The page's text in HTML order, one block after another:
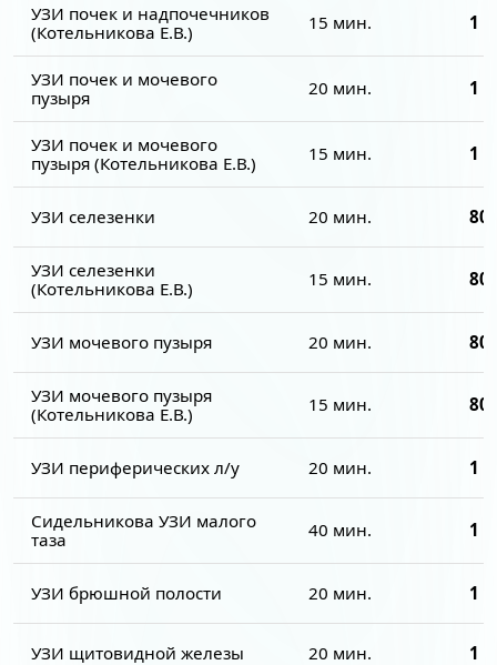
УЗИ почек и надпочечников
(Котельникова Е.В.)
15 мин. 1
УЗИ почек и мочевого
пузыря
20 мин. 1
УЗИ почек и мочевого
пузыря (Котельникова Е.В.)
15 мин. 1
УЗИ селезенки 20 мин.
УЗИ селезенки
(Котельникова Е.В.)
15 мин.
УЗИ мочевого пузыря 20 мин.
УЗИ мочевого пузыря
(Котельникова Е.В.)
15 мин.
УЗИ периферических л/у 20 мин. 1
Сидельникова УЗИ малого
таза
40 мин. 1
УЗИ брюшной полости 20 мин. 1
УЗИ щитовидной железы 20 мин. 1